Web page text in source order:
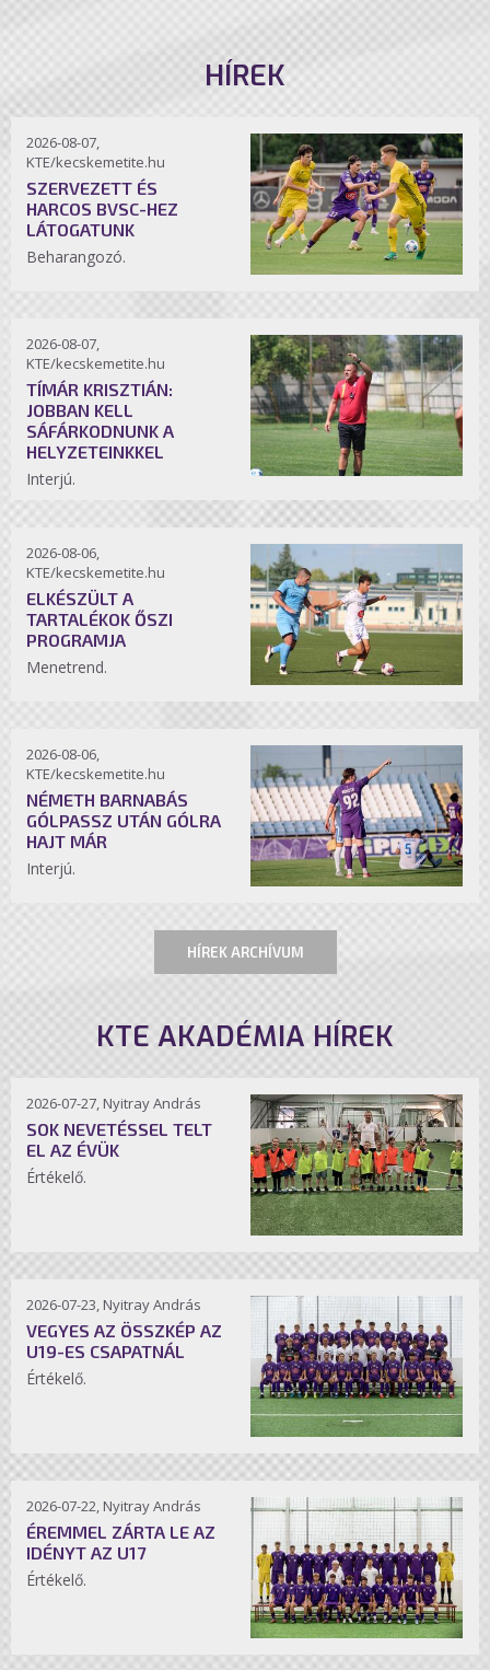
HÍREK
2026-08-07,
KTE/kecskemetite.hu
SZERVEZETT ÉS
HARCOS BVSC-HEZ
LÁTOGATUNK
Beharangozó.
2026-08-07,
KTE/kecskemetite.hu
TÍMÁR KRISZTIÁN:
JOBBAN KELL
SÁFÁRKODNUNK A
HELYZETEINKKEL
Interjú.
2026-08-06,
KTE/kecskemetite.hu
ELKÉSZÜLT A
TARTALÉKOK ŐSZI
PROGRAMJA
Menetrend.
2026-08-06,
KTE/kecskemetite.hu
NÉMETH BARNABÁS
GÓLPASSZ UTÁN GÓLRA
HAJT MÁR
Interjú.
HÍREK ARCHÍVUM
KTE AKADÉMIA HÍREK
2026-07-27, Nyitray András
SOK NEVETÉSSEL TELT
EL AZ ÉVÜK
Értékelő.
2026-07-23, Nyitray András
VEGYES AZ ÖSSZKÉP AZ
U19-ES CSAPATNÁL
Értékelő.
2026-07-22, Nyitray András
ÉREMMEL ZÁRTA LE AZ
IDÉNYT AZ U17
Értékelő.